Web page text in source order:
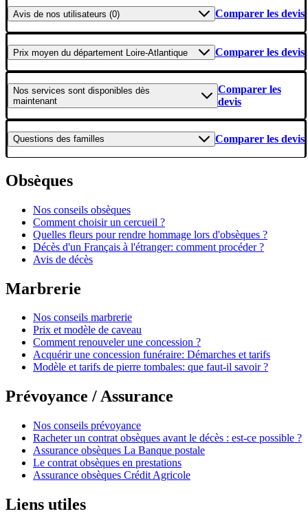
Avis de nos utilisateurs (0) Comparer les devis
Prix moyen du département Loire-Atlantique Comparer les devis
Nos services sont disponibles dès
maintenant
Comparer les
devis
Questions des familles Comparer les devis
Obsèques
Nos conseils obsèques
Comment choisir un cercueil ?
Quelles fleurs pour rendre hommage lors d'obsèques ?
Décès d'un Français à l'étranger: comment procéder ?
Avis de décès
Marbrerie
Nos conseils marbrerie
Prix et modèle de caveau
Comment renouveler une concession ?
Acquérir une concession funéraire: Démarches et tarifs
Modèle et tarifs de pierre tombales: que faut-il savoir ?
Prévoyance / Assurance
Nos conseils prévoyance
Racheter un contrat obsèques avant le décès : est-ce possible ?
Assurance obsèques La Banque postale
Le contrat obsèques en prestations
Assurance obsèques Crédit Agricole
Liens utiles